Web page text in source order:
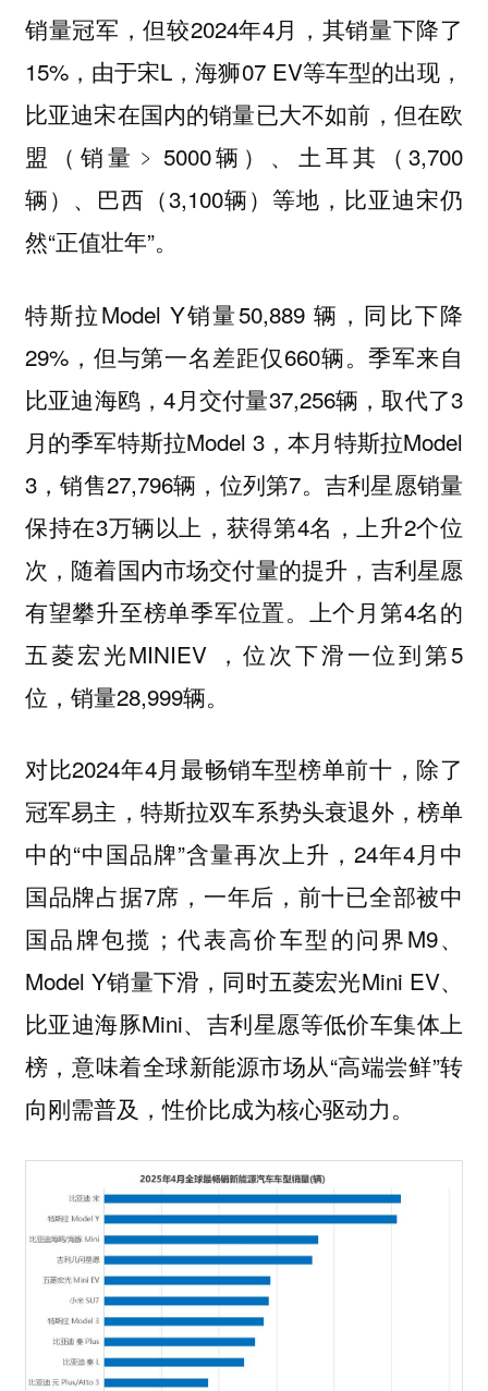
销量冠军，但较2024年4月，其销量下降了
15%，由于宋L，海狮07 EV等车型的出现，
比亚迪宋在国内的销量已大不如前，但在欧
盟（销量﹥5000辆）、土耳其（3,700
辆）、巴西（3,100辆）等地，比亚迪宋仍
然“正值壮年”。
特斯拉Model Y销量50,889 辆，同比下降
29%，但与第一名差距仅660辆。季军来自
比亚迪海鸥，4月交付量37,256辆，取代了3
月的季军特斯拉Model 3，本月特斯拉Model
3，销售27,796辆，位列第7。吉利星愿销量
保持在3万辆以上，获得第4名，上升2个位
次，随着国内市场交付量的提升，吉利星愿
有望攀升至榜单季军位置。上个月第4名的
五菱宏光MINIEV ，位次下滑一位到第5
位，销量28,999辆。
对比2024年4月最畅销车型榜单前十，除了
冠军易主，特斯拉双车系势头衰退外，榜单
中的“中国品牌”含量再次上升，24年4月中
国品牌占据7席，一年后，前十已全部被中
国品牌包揽；代表高价车型的问界M9、
Model Y销量下滑，同时五菱宏光Mini EV、
比亚迪海豚Mini、吉利星愿等低价车集体上
榜，意味着全球新能源市场从“高端尝鲜”转
向刚需普及，性价比成为核心驱动力。